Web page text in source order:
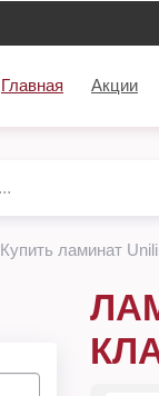
Главная Акции
Купить ламинат